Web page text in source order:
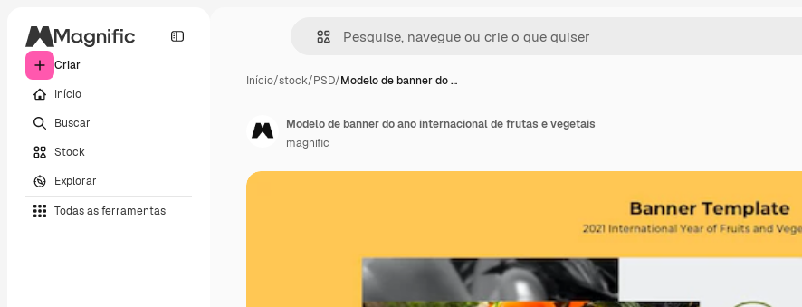
Criar
Início
Buscar
Stock
Explorar
Todas as ferramentas
Início/stock/PSD/Modelo de banner do …
Modelo de banner do ano internacional de frutas e vegetais
magnific